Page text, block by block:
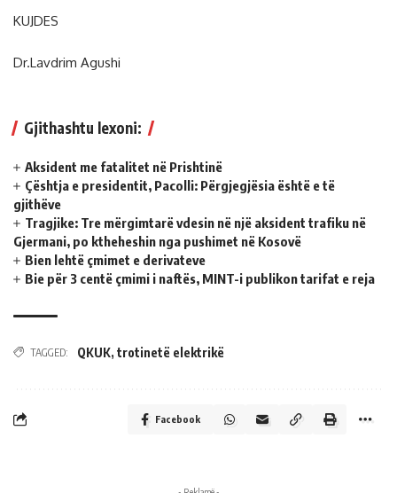
KUJDES
Dr.Lavdrim Agushi
Gjithashtu lexoni:
Aksident me fatalitet në Prishtinë
Çështja e presidentit, Pacolli: Përgjegjësia është e të
gjithëve
Tragjike: Tre mërgimtarë vdesin në një aksident trafiku në
Gjermani, po ktheheshin nga pushimet në Kosovë
Bien lehtë çmimet e derivateve
Bie për 3 centë çmimi i naftës, MINT-i publikon tarifat e reja
TAGGED: QKUK, trotinetë elektrikë
Facebook